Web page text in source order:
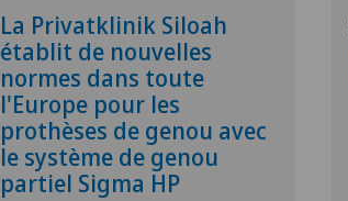
La Privatklinik Siloah
établit de nouvelles
normes dans toute
l'Europe pour les
prothèses de genou avec
le système de genou
partiel Sigma HP